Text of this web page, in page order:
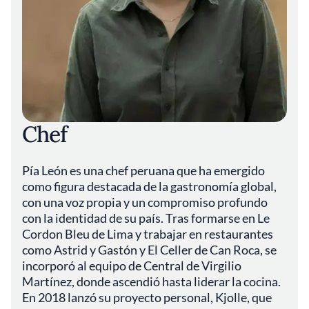
Chef
Pía León es una chef peruana que ha emergido
como figura destacada de la gastronomía global,
con una voz propia y un compromiso profundo
con la identidad de su país. Tras formarse en Le
Cordon Bleu de Lima y trabajar en restaurantes
como Astrid y Gastón y El Celler de Can Roca, se
incorporó al equipo de Central de Virgilio
Martínez, donde ascendió hasta liderar la cocina.
En 2018 lanzó su proyecto personal, Kjolle, que